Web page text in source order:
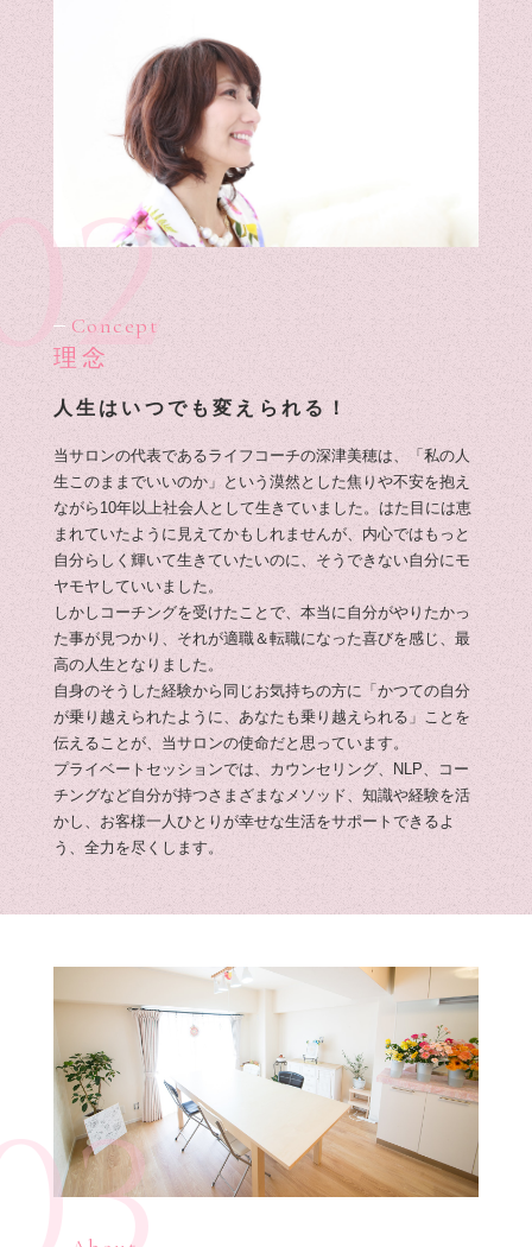
Concept
理念
人生はいつでも変えられる！
当サロンの代表であるライフコーチの深津美穂は、「私の人
生このままでいいのか」という漠然とした焦りや不安を抱え
ながら10年以上社会人として生きていました。はた目には恵
まれていたように見えてかもしれませんが、内心ではもっと
自分らしく輝いて生きていたいのに、そうできない自分にモ
ヤモヤしていいました。
しかしコーチングを受けたことで、本当に自分がやりたかっ
た事が見つかり、それが適職＆転職になった喜びを感じ、最
高の人生となりました。
自身のそうした経験から同じお気持ちの方に「かつての自分
が乗り越えられたように、あなたも乗り越えられる」ことを
伝えることが、当サロンの使命だと思っています。
プライベートセッションでは、カウンセリング、NLP、コー
チングなど自分が持つさまざまなメソッド、知識や経験を活
かし、お客様一人ひとりが幸せな生活をサポートできるよ
う、全力を尽くします。